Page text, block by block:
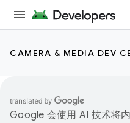
CAMERA & MEDIA DEV
Google 会使用 AI 技术将